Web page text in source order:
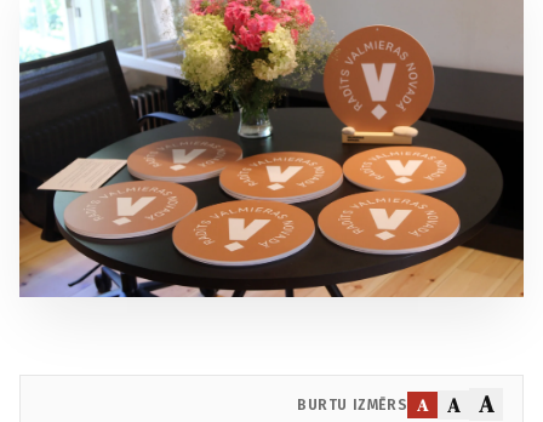
BURTU IZMĒRS A A A